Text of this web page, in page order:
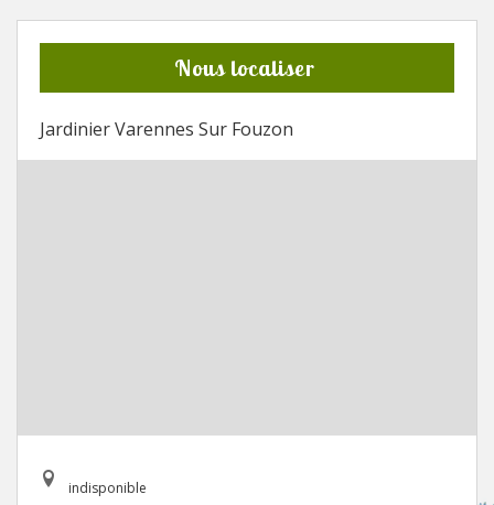
Nous localiser
Jardinier Varennes Sur Fouzon
indisponible